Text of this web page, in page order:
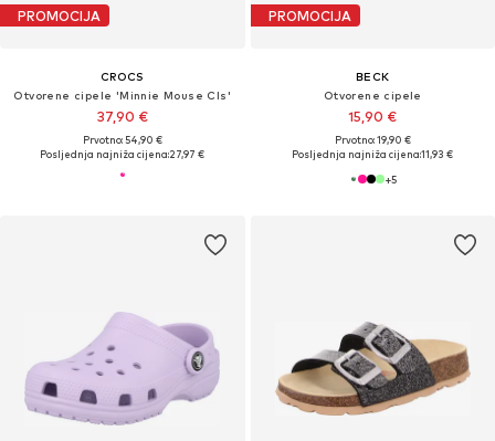
PROMOCIJA
CROCS
Otvorene cipele 'Minnie Mouse Cls'
37,90 €
Prvotno: 54,90 €
Posljednja najniža cijena:27,97 €
PROMOCIJA
BECK
Otvorene cipele
15,90 €
Prvotno: 19,90 €
Posljednja najniža cijena:11,93 €
+5